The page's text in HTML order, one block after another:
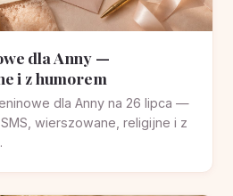
dla Anny —
i z humorem
dla Anny na 26 lipca —
wierszowane, religijne i z